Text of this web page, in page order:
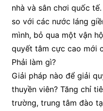
nhà và sân chơi quốc
so với các nước láng
mình, bỏ qua một vận
quyết tâm cực cao mới
Phải làm gì?
Giải pháp nào để giải
thuyền viên? Tăng chỉ
trường, trung tâm đào